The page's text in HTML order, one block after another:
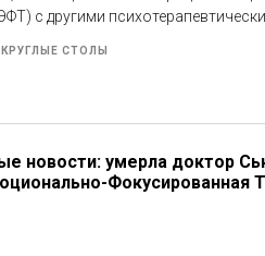
с другими
КРУГЛЫЕ СТОЛЫ
новости: умерла доктор
Фокусированная